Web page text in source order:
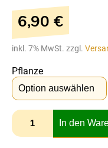
6,90 €
inkl. 7% MwSt. zzgl.
Pflanze
In den